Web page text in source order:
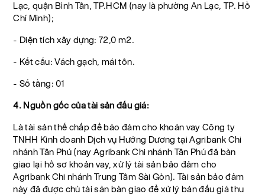
Lạc, quận Bình Tân, TP.HCM (nay là phường An Lạc, TP. Hồ
Chí Minh);
- Diện tích xây dựng: 72,0 m2.
- Kết cấu: Vách gạch, mái tôn.
- Số tầng: 01
4. Nguồn gốc của tài sản đấu giá:
Là tài sản thế chấp để bảo đảm cho khoản vay Công ty
TNHH Kinh doanh Dịch vụ Hướng Dương tại Agribank Chi
nhánh Tân Phú (nay Agribank Chi nhánh Tân Phú đã bàn
giao lại hồ sơ khoản vay, xử lý tài sản bảo đảm cho
Agribank Chi nhánh Trung Tâm Sài Gòn). Tài sản bảo đảm
này đã được chủ tài sản bàn giao để xử lý bán đấu giá thu